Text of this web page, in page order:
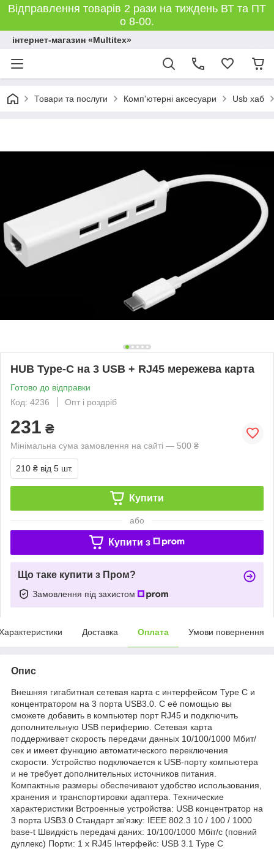
Відправлення товарів 2 рази на тиждень ВТ та ПТ
о 8-00.
інтернет-магазин «Multitex»
Товари та послуги Комп'ютерні аксесуари Usb хаб
HUB Type-C на 3 USB + RJ45 мережева карта
Готово до відправки
Код: 4236
Опт і роздріб
231 ₴
Мінімальна сума замовлення на сайті — 500 ₴
210 ₴ від 5 шт.
Купити
або
Купити з
Що таке купити з Пром?
Замовлення під захистом
Доставка Оплата Умови повернення
Опис
Внешняя гигабитная сетевая карта с интерфейсом Type C и
концентратором на 3 порта USB3.0. С её помощью вы
сможете добавить в компьютер порт RJ45 и подключить
дополнительную USB периферию. Сетевая карта
поддерживает скорость передачи данных 10/100/1000 Мбит/
сек и имеет функцию автоматического переключения
скорости. Устройство подключается к USB-порту компьютера
и не требует дополнительных источников питания.
Компактные размеры обеспечивают удобство использования,
хранения и транспортировки адаптера. Технические
характеристики Встроенные устройства: USB концентратор на
3 порта USB3.0 Стандарт зв'язку: IEEE 802.3 10 / 100 / 1000
base-t Швидкість передачі даних: 10/100/1000 Мбіт/с (повний
дуплекс) Порти: 1 x RJ45 Інтерфейс: USB 3.1 Type C